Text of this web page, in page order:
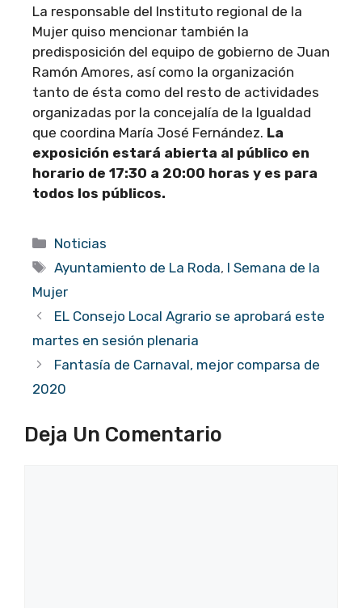
La responsable del Instituto regional de la
Mujer quiso mencionar también la
predisposición del equipo de gobierno de Juan
Ramón Amores, así como la organización
tanto de ésta como del resto de actividades
organizadas por la concejalía de la Igualdad
que coordina María José Fernández. La
exposición estará abierta al público en
horario de 17:30 a 20:00 horas y es para
todos los públicos.
Categorías
Noticias
Etiquetas
Ayuntamiento de La Roda, I Semana de la
Mujer
EL Consejo Local Agrario se aprobará este
martes en sesión plenaria
Fantasía de Carnaval, mejor comparsa de
2020
Deja Un Comentario